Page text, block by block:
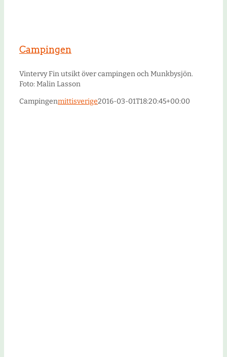
Campingen
Vintervy Fin utsikt över campingen och Munkbysjön.
Foto: Malin Lasson
Campingenmittisverige2016-03-01T18:20:45+00:00